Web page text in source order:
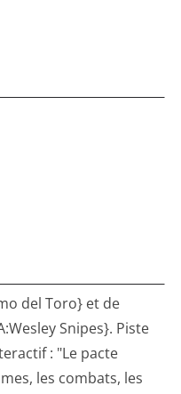
del Toro} et de
Snipes}. Piste
: "Le pacte
les combats, les